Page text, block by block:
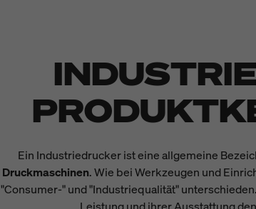
Ein Industriedrucker ist eine allgemeine
Druckmaschinen. Wie bei Werkzeugen und
"Consumer-" und "Industriequalität"